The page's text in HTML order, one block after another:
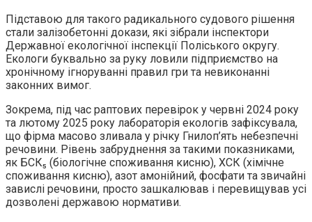
Підставою для такого радикального судового рішення
стали залізобетонні докази, які зібрали інспектори
Державної екологічної інспекції Поліського округу.
Екологи буквально за руку ловили підприємство на
хронічному ігноруванні правил гри та невиконанні
законних вимог.
Зокрема, під час раптових перевірок у червні 2024 року
та лютому 2025 року лабораторія екологів зафіксувала,
що фірма масово зливала у річку Гнилоп’ять небезпечні
речовини. Рівень забруднення за такими показниками,
як БСК₅ (біологічне споживання кисню), ХСК (хімічне
споживання кисню), азот амонійний, фосфати та звичайні
завислі речовини, просто зашкалював і перевищував усі
дозволені державою нормативи.